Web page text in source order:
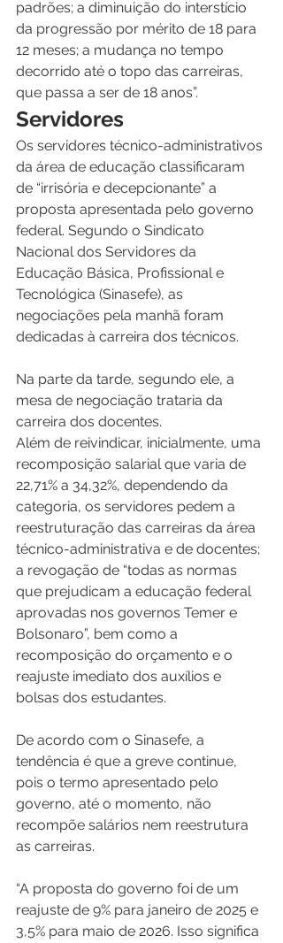
padrões; a diminuição do interstício
da progressão por mérito de 18 para
12 meses; a mudança no tempo
decorrido até o topo das carreiras,
que passa a ser de 18 anos”.
Servidores
Os servidores técnico-administrativos
da área de educação classificaram
de “irrisória e decepcionante” a
proposta apresentada pelo governo
federal. Segundo o Sindicato
Nacional dos Servidores da
Educação Básica, Profissional e
Tecnológica (Sinasefe), as
negociações pela manhã foram
dedicadas à carreira dos técnicos.
Na parte da tarde, segundo ele, a
mesa de negociação trataria da
carreira dos docentes.
Além de reivindicar, inicialmente, uma
recomposição salarial que varia de
22,71% a 34,32%, dependendo da
categoria, os servidores pedem a
reestruturação das carreiras da área
técnico-administrativa e de docentes;
a revogação de “todas as normas
que prejudicam a educação federal
aprovadas nos governos Temer e
Bolsonaro”, bem como a
recomposição do orçamento e o
reajuste imediato dos auxílios e
bolsas dos estudantes.
De acordo com o Sinasefe, a
tendência é que a greve continue,
pois o termo apresentado pelo
governo, até o momento, não
recompõe salários nem reestrutura
as carreiras.
“A proposta do governo foi de um
reajuste de 9% para janeiro de 2025 e
3,5% para maio de 2026. Isso significa